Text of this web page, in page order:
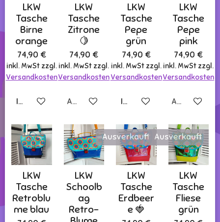
LKW
Tasche
Birne
orange
74,90 €
inkl. MwSt zzgl.
Versandkosten
In den Warenkorb
LKW
Tasche
Zitrone
🍋
74,90 €
inkl. MwSt zzgl.
Versandkosten
Ausverkauft
LKW
Tasche
Pepe
grün
74,90 €
inkl. MwSt zzgl.
Versandkosten
In den Warenkorb
LKW
Tasche
Pepe
pink
74,90 €
inkl. MwSt zzgl.
Versandkosten
Ausverkauft
LKW
Tasche
Retroblu
me blau
LKW
Schoolb
ag
Retro-
Ausverkauft
LKW
Tasche
Erdbeer
e 🍓
Ausverkauft
LKW
Tasche
Fliese
grün